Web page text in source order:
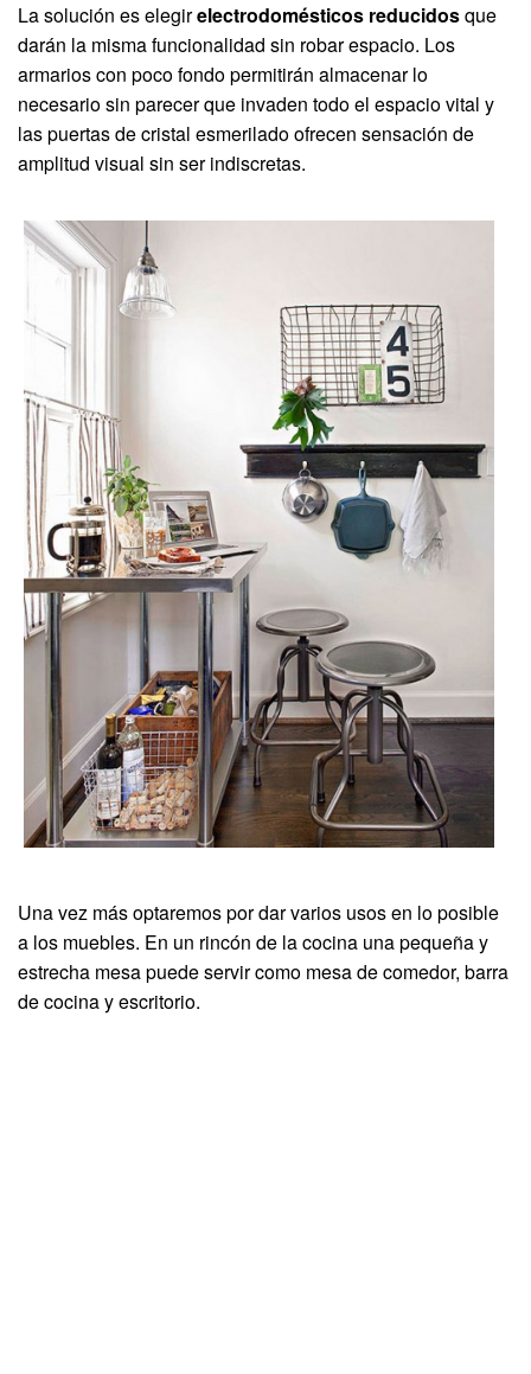
La solución es elegirelectrodomésticos reducidosque
darán la misma funcionalidad sin robar espacio. Los
armarios con poco fondo permitirán almacenar lo
necesario sin parecer que invaden todo el espacio vital y
las puertas de cristal esmerilado ofrecen sensación de
amplitud visual sin ser indiscretas.
Una vez más optaremos por dar varios usos en lo posible
a los muebles. En un rincón de la cocina una pequeña y
estrecha mesa puede servir como mesa de comedor, barra
de cocina y escritorio.